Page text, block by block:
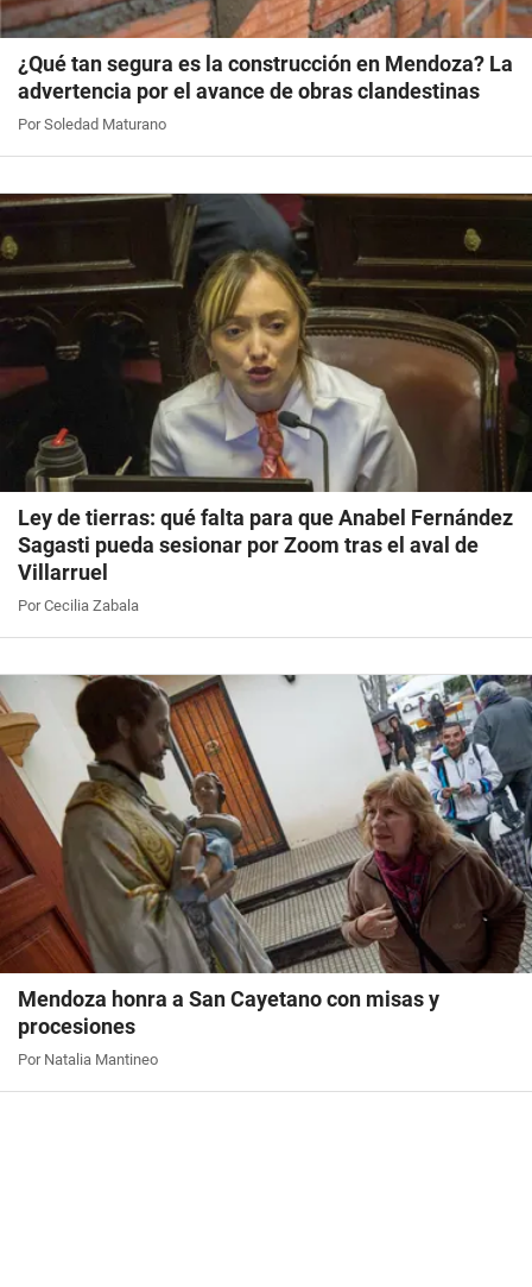
¿Qué tan segura es la construcción en Mendoza? La
advertencia por el avance de obras clandestinas
Por Soledad Maturano
Ley de tierras: qué falta para que Anabel Fernández
Sagasti pueda sesionar por Zoom tras el aval de
Villarruel
Por Cecilia Zabala
Mendoza honra a San Cayetano con misas y
procesiones
Por Natalia Mantineo